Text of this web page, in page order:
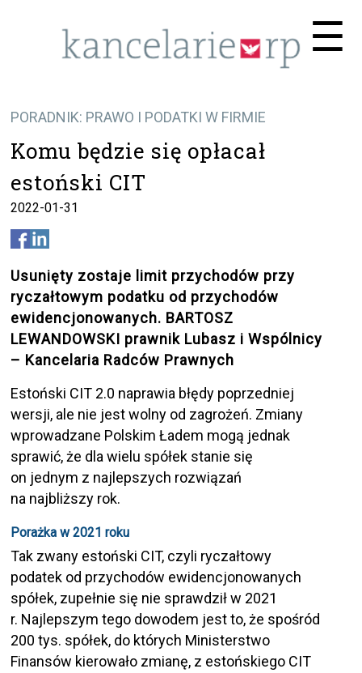
☰
PORADNIK: PRAWO I PODATKI W FIRMIE
Komu będzie się opłacał
estoński CIT
2022-01-31
Usunięty zostaje limit przychodów przy
ryczałtowym podatku od przychodów
ewidencjonowanych. BARTOSZ
LEWANDOWSKI prawnik Lubasz i Wspólnicy
– Kancelaria Radców Prawnych
Estoński CIT 2.0 naprawia błędy poprzedniej
wersji, ale nie jest wolny od zagrożeń. Zmiany
wprowadzane Polskim Ładem mogą jednak
sprawić, że dla wielu spółek stanie się
on jednym z najlepszych rozwiązań
na najbliższy rok.
Porażka w 2021 roku
Tak zwany estoński CIT, czyli ryczałtowy
podatek od przychodów ewidencjonowanych
spółek, zupełnie się nie sprawdził w 2021
r. Najlepszym tego dowodem jest to, że spośród
200 tys. spółek, do których Ministerstwo
Finansów kierowało zmianę, z estońskiego CIT